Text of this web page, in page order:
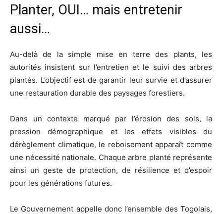
Planter, OUI… mais entretenir
aussi…
Au-delà de la simple mise en terre des plants, les
autorités insistent sur l’entretien et le suivi des arbres
plantés. L’objectif est de garantir leur survie et d’assurer
une restauration durable des paysages forestiers.
Dans un contexte marqué par l’érosion des sols, la
pression démographique et les effets visibles du
dérèglement climatique, le reboisement apparaît comme
une nécessité nationale. Chaque arbre planté représente
ainsi un geste de protection, de résilience et d’espoir
pour les générations futures.
Le Gouvernement appelle donc l’ensemble des Togolais,